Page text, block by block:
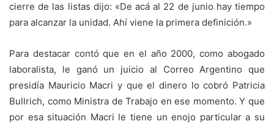
cierre de las listas dijo: «De acá al 22 de junio hay tiempo
para alcanzar la unidad. Ahí viene la primera definición.»
Para destacar contó que en el año 2000, como abogado
laboralista, le ganó un juicio al Correo Argentino que
presidía Mauricio Macri y que el dinero lo cobró Patricia
Bullrich, como Ministra de Trabajo en ese momento. Y que
por esa situación Macri le tiene un enojo particular a su